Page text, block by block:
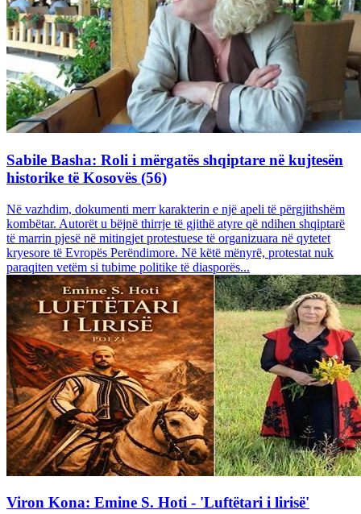
Sabile Basha: Roli i mërgatës shqiptare në kujtesën
historike të Kosovës (56)
Në vazhdim, dokumenti merr karakterin e një apeli të përgjithshëm
kombëtar. Autorët u bëjnë thirrje të gjithë atyre që ndihen shqiptarë
të marrin pjesë në mitingjet protestuese të organizuara në qytetet
kryesore të Evropës Perëndimore. Në këtë mënyrë, protestat nuk
paraqiten vetëm si tubime politike të diasporës...
Viron Kona: Emine S. Hoti - 'Luftëtari i lirisë'